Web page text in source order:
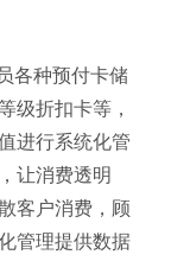
各种预付卡储
级折扣卡等，
进行系统化管
让消费透明
客户消费，顾
管理提供数据